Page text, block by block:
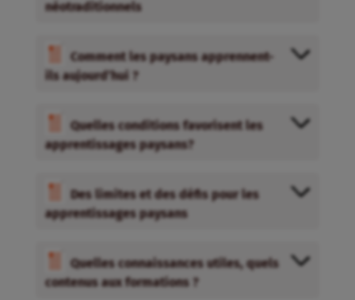
néotraditionnels
Comment les paysans apprennent-
ils aujourd’hui ?
Quelles conditions favorisent les
apprentissages paysans?
Des limites et des défis pour les
apprentissages paysans
Quelles connaissances utiles, quels
contenus aux formations ?